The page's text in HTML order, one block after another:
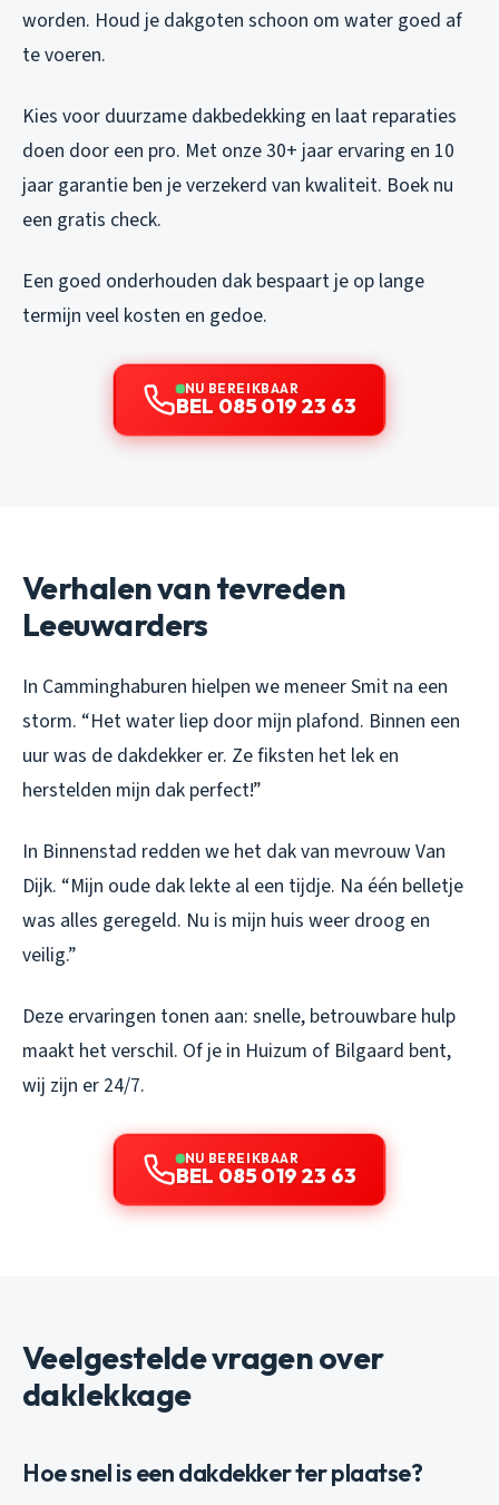
worden. Houd je dakgoten schoon om water goed af
te voeren.
Kies voor duurzame dakbedekking en laat reparaties
doen door een pro. Met onze 30+ jaar ervaring en 10
jaar garantie ben je verzekerd van kwaliteit. Boek nu
een gratis check.
Een goed onderhouden dak bespaart je op lange
termijn veel kosten en gedoe.
NU BEREIKBAAR
BEL 085 019 23 63
Verhalen van tevreden
Leeuwarders
In Camminghaburen hielpen we meneer Smit na een
storm. “Het water liep door mijn plafond. Binnen een
uur was de dakdekker er. Ze fiksten het lek en
herstelden mijn dak perfect!”
In Binnenstad redden we het dak van mevrouw Van
Dijk. “Mijn oude dak lekte al een tijdje. Na één belletje
was alles geregeld. Nu is mijn huis weer droog en
veilig.”
Deze ervaringen tonen aan: snelle, betrouwbare hulp
maakt het verschil. Of je in Huizum of Bilgaard bent,
wij zijn er 24/7.
NU BEREIKBAAR
BEL 085 019 23 63
Veelgestelde vragen over
daklekkage
Hoe snel is een dakdekker ter plaatse?